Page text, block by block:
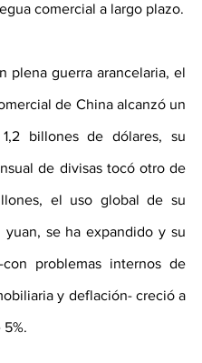
comercial a largo plazo.
plena guerra arancelaria, el
de China alcanzó un
billones de dólares, su
de divisas tocó otro de
el uso global de su
yuan, se ha expandido y su
con problemas internos de
y deflación- creció a